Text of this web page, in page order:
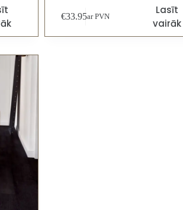
€33.95ar PVN
Lasīt
vairāk